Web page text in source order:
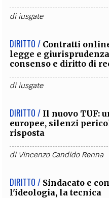
diiusgate
DIRITTO / Contratti
legge e
consenso e diritto di
diiusgate
DIRITTO / Il nuovo TUF:
europee, silenzi
risposta
di Vincenzo Candido Renna
DIRITTO / Sindacato e
l'ideologia, la tecnica